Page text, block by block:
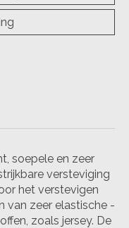
soepele en zeer
versteviging
het verstevigen
van zeer elastische -
zoals jersey. De